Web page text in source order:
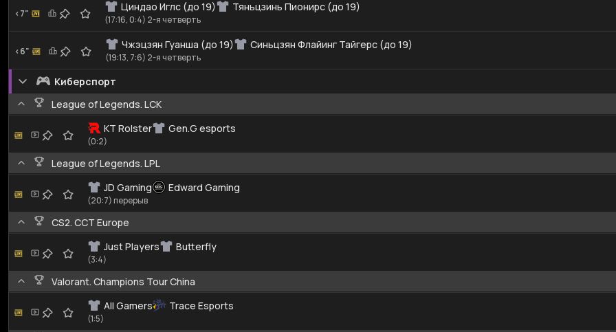
<7"
Циндао Иглс (до 19) Тяньцзинь Пионирс (до 19)
(17:16, 0:4) 2-я четверть
<6"
Чжэцзян Гуанша (до 19) Синьцзян Флайинг Тайгерс (до 19)
(19:13, 7:6) 2-я четверть
Киберспорт
League of Legends. LCK
KT Rolster
Gen.G esports
(0:2)
League of Legends. LPL
JD Gaming
Edward Gaming
(20:7) перерыв
CS2. CCT Europe
Just Players
Butterfly
(3:4)
Valorant. Champions Tour China
All Gamers
Trace Esports
(1:5)